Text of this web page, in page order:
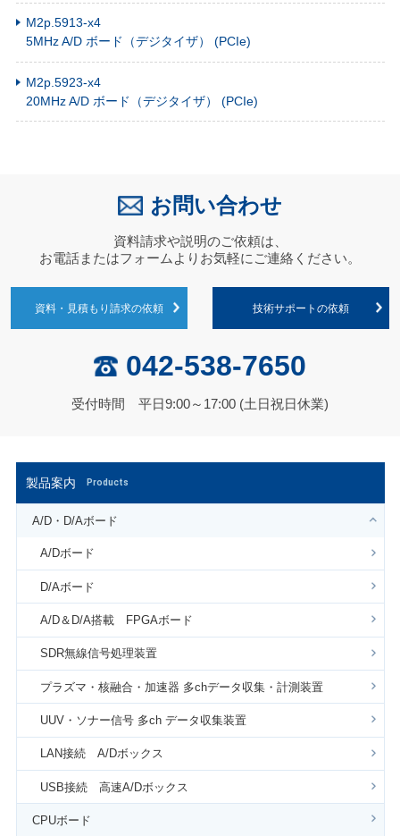
製品案内 Products
A/D・D/Aボード
A/Dボード
D/Aボード
A/D＆D/A搭載 FPGAボード
SDR無線信号処理装置
プラズマ・核融合・加速器 多chデータ収集・計測装置
UUV・ソナー信号 多ch データ収集装置
LAN接続 A/Dボックス
USB接続 高速A/Dボックス
CPUボード
M2p.5913-x4
5MHz A/D ボード（デジタイザ） (PCIe)
M2p.5923-x4
20MHz A/D ボード（デジタイザ） (PCIe)
お問い合わせ
資料請求や説明のご依頼は、
お電話またはフォームよりお気軽にご連絡ください。
資料・見積もり請求の依頼 技術サポートの依頼
042-538-7650
受付時間 平日9:00～17:00 (土日祝日休業)